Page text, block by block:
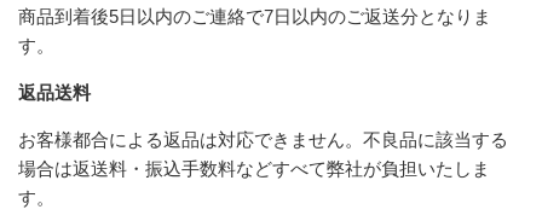
商品到着後5日以内のご連絡で7日以内のご返送分となりま
す。
返品送料
お客様都合による返品は対応できません。不良品に該当する
場合は返送料・振込手数料などすべて弊社が負担いたしま
す。